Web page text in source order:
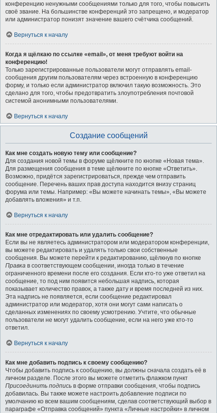
конференцию ненужными сообщениями только для того, чтобы повысить
своё звание. На большинстве конференций это запрещено, и модератор
или администратор понизят значение вашего счётчика сообщений.
Вернуться к началу
Когда я щёлкаю по ссылке «email», от меня требуют войти на
конференцию!
Только зарегистрированные пользователи могут отправлять email-
сообщения другим пользователям через встроенную в конференцию
форму, и только если администратор включил такую возможность. Это
сделано для того, чтобы предотвратить злоупотребления почтовой
системой анонимными пользователями.
Вернуться к началу
Создание сообщений
Как мне создать новую тему или сообщение?
Для создания новой темы в форуме щёлкните по кнопке «Новая тема».
Для размещения сообщения в теме щёлкните по кнопке «Ответить».
Возможно, придётся зарегистрироваться, прежде чем отправить
сообщение. Перечень ваших прав доступа находится внизу страниц
форума или темы. Например: «Вы можете начинать темы», «Вы можете
добавлять вложения» и т.п.
Вернуться к началу
Как мне отредактировать или удалить сообщение?
Если вы не являетесь администратором или модератором конференции,
вы можете редактировать и удалять только свои собственные
сообщения. Вы можете перейти к редактированию, щёлкнув по кнопке
Правка в соответствующем сообщении, иногда только в течение
ограниченного времени после его создания. Если кто-то уже ответил на
сообщение, то под ним появится небольшая надпись, которая
показывает количество правок, а также дату и время последней из них.
Эта надпись не появляется, если сообщение редактировал
администратор или модератор, хотя они могут сами написать о
сделанных изменениях по своему усмотрению. Учтите, что обычные
пользователи не могут удалить сообщение, если на него уже кто-то
ответил.
Вернуться к началу
Как мне добавить подпись к своему сообщению?
Чтобы добавить подпись к сообщению, вы должны сначала создать её в
личном разделе. После этого вы можете отметить флажком пункт
Присоединить подпись в форме отправки сообщения, чтобы подпись
добавилась. Вы также можете настроить добавление подписи по
умолчанию ко всем вашим сообщениям, сделав соответствующий выбор в
параграфе «Отправка сообщений» пункта «Личные настройки» в личном